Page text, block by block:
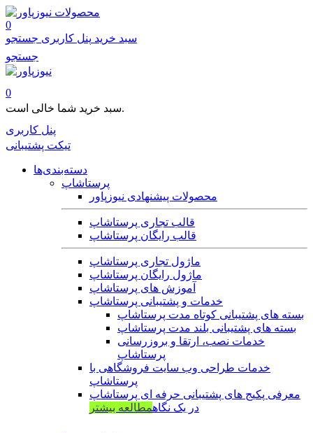
محصولات
0
سبد خرید پنل کاربری جستجو
جستجو
0
سبد خرید شما خالی است.
پنل کاربری
تیکت پشتیبانی
دسته‌بندی‌ها
پرستاشاپ
محصولات پیشنهادی نیوزپاور
قالب تجاری پرستاشاپ
قالب رایگان پرستاشاپ
ماژول تجاری پرستاشاپ
ماژول رایگان پرستاشاپ
آموزش های پرستاشاپ
خدمات و پشتیبانی پرستاشاپ
بسته های پشتیبانی کوتاه مدت پرستاشاپ
بسته های پشتیبانی بلند مدت پرستاشاپ
خدمات نصب، ارتقا و بروزرسانی
پرستاشاپ
خدمات طراحی وب سایت فروشگاهی با
پرستاشاپ
معرفی پکیج های پشتیبانی حرفه ای پرستاشاپ
در یک نگاهمطالعه بیشتر